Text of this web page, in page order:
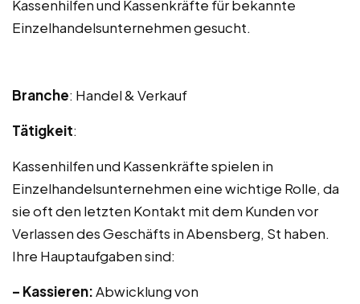
Kassenhilfen und Kassenkräfte für bekannte
Einzelhandelsunternehmen gesucht.
Branche: Handel & Verkauf
Tätigkeit:
Kassenhilfen und Kassenkräfte spielen in
Einzelhandelsunternehmen eine wichtige Rolle, da
sie oft den letzten Kontakt mit dem Kunden vor
Verlassen des Geschäfts in Abensberg, St haben.
Ihre Hauptaufgaben sind:
– Kassieren:Abwicklung von